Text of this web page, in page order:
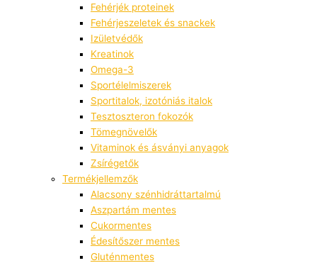
Fehérjék proteinek
Fehérjeszeletek és snackek
Izületvédők
Kreatinok
Omega-3
Sportélelmiszerek
Sportitalok, izotóniás italok
Tesztoszteron fokozók
Tömegnövelők
Vitaminok és ásványi anyagok
Zsírégetők
Termékjellemzők
Alacsony szénhidráttartalmú
Aszpartám mentes
Cukormentes
Édesítőszer mentes
Gluténmentes